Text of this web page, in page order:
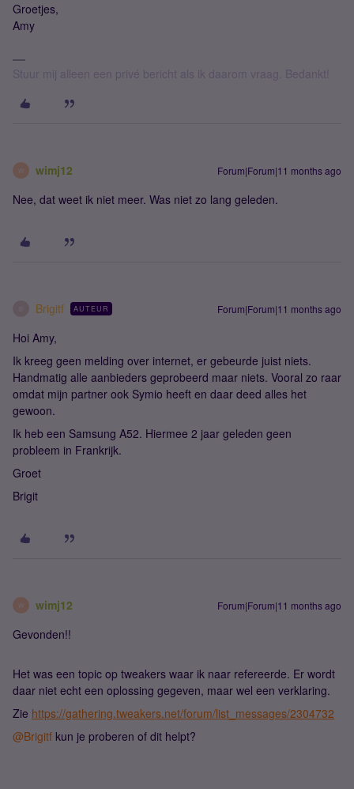
Groetjes,
Amy
Stuur mij alleen een privé bericht als ik daarom vraag. Bedankt!
W wimj12 Forum|Forum|11 months ago
Nee, dat weet ik niet meer. Was niet zo lang geleden.
Brigitf AUTEUR Forum|Forum|11 months ago
Hoi Amy,
Ik kreeg geen melding over internet, er gebeurde juist niets.
Handmatig alle aanbieders geprobeerd maar niets. Vooral zo raar
omdat mijn partner ook Symio heeft en daar deed alles het
gewoon.
Ik heb een Samsung A52. Hiermee 2 jaar geleden geen
probleem in Frankrijk.
Groet
Brigit
W wimj12 Forum|Forum|11 months ago
Gevonden!!
Het was een topic op tweakers waar ik naar refereerde. Er wordt
daar niet echt een oplossing gegeven, maar wel een verklaring.
Zie https://gathering.tweakers.net/forum/list_messages/2304732
@Brigitf kun je proberen of dit helpt?